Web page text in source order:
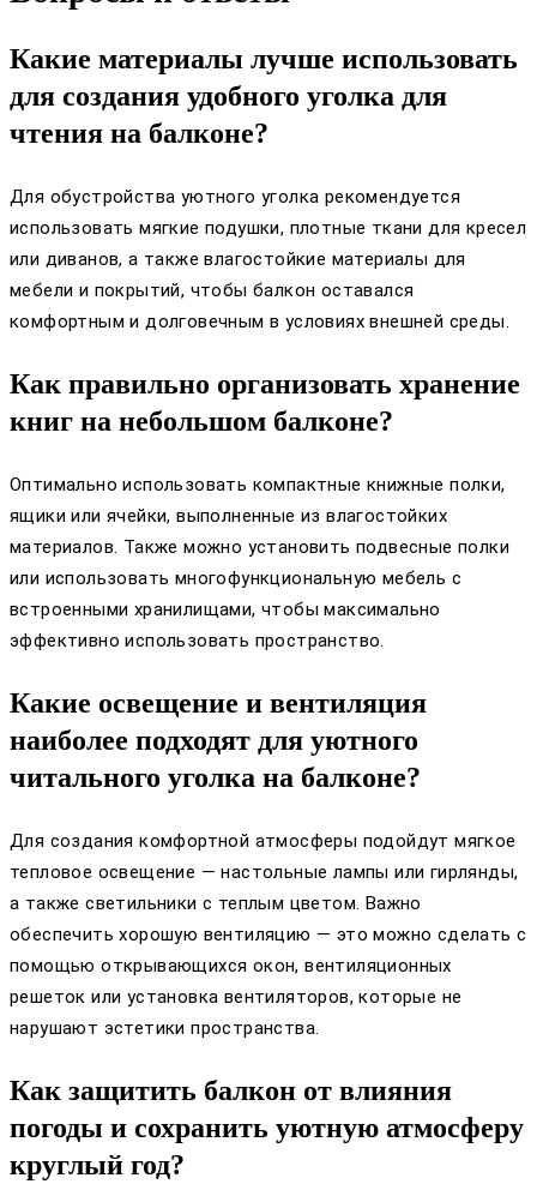
Какие материалы лучше использовать
для создания удобного уголка для
чтения на балконе?
Для обустройства уютного уголка рекомендуется
использовать мягкие подушки, плотные ткани для кресел
или диванов, а также влагостойкие материалы для
мебели и покрытий, чтобы балкон оставался
комфортным и долговечным в условиях внешней среды.
Как правильно организовать хранение
книг на небольшом балконе?
Оптимально использовать компактные книжные полки,
ящики или ячейки, выполненные из влагостойких
материалов. Также можно установить подвесные полки
или использовать многофункциональную мебель с
встроенными хранилищами, чтобы максимально
эффективно использовать пространство.
Какие освещение и вентиляция
наиболее подходят для уютного
читального уголка на балконе?
Для создания комфортной атмосферы подойдут мягкое
тепловое освещение — настольные лампы или гирлянды,
а также светильники с теплым цветом. Важно
обеспечить хорошую вентиляцию — это можно сделать с
помощью открывающихся окон, вентиляционных
решеток или установка вентиляторов, которые не
нарушают эстетики пространства.
Как защитить балкон от влияния
погоды и сохранить уютную атмосферу
круглый год?